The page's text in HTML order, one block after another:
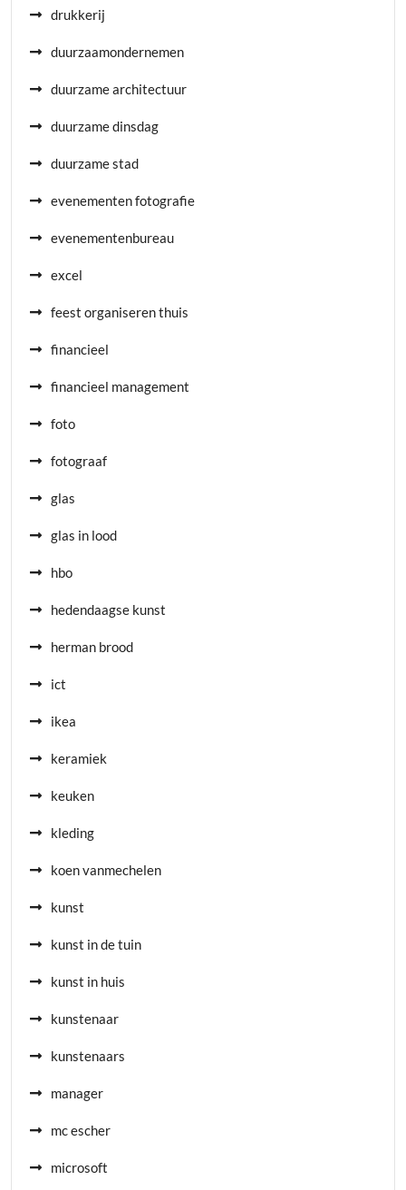
drukkerij
duurzaamondernemen
duurzame architectuur
duurzame dinsdag
duurzame stad
evenementen fotografie
evenementenbureau
excel
feest organiseren thuis
financieel
financieel management
foto
fotograaf
glas
glas in lood
hbo
hedendaagse kunst
herman brood
ict
ikea
keramiek
keuken
kleding
koen vanmechelen
kunst
kunst in de tuin
kunst in huis
kunstenaar
kunstenaars
manager
mc escher
microsoft